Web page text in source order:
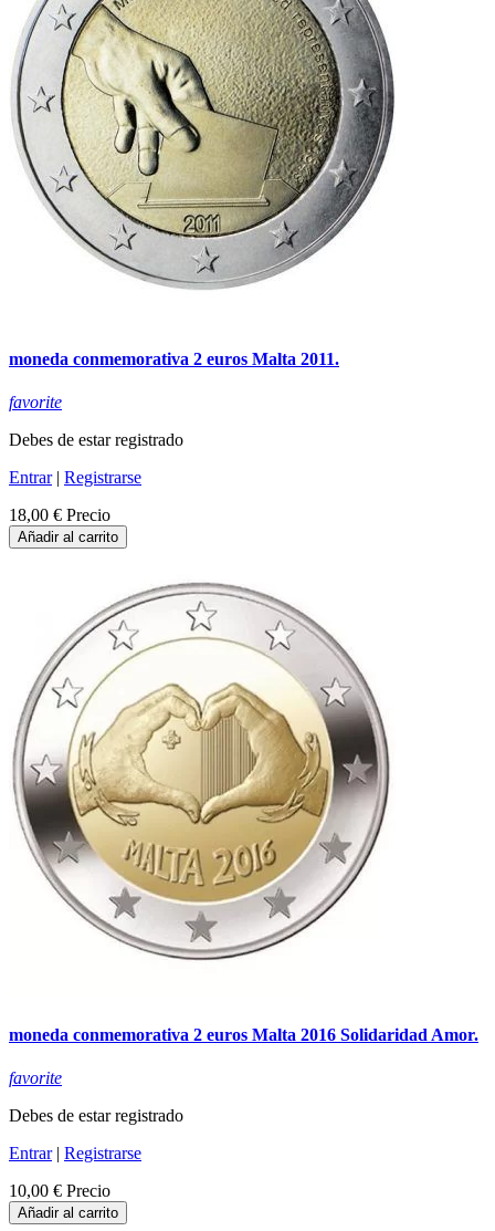
moneda conmemorativa 2 euros Malta 2011.
favorite
Debes de estar registrado
Entrar| Registrarse
18,00 € Precio
Añadir al carrito
moneda conmemorativa 2 euros Malta 2016 Solidaridad Amor.
favorite
Debes de estar registrado
Entrar| Registrarse
10,00 € Precio
Añadir al carrito